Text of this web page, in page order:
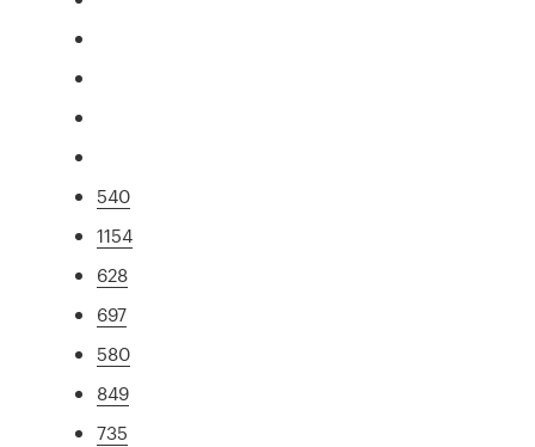
540
1154
628
697
580
849
735